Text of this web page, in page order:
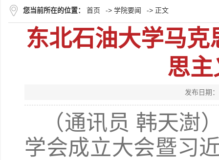
您当前所在的位置： 首页 -> 学院要闻 -> 正文
东北石油大学马
思
发布日期
（通讯员 韩天澍
学会成立大会暨习